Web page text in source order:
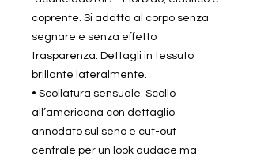
coprente. Si adatta al corpo senza
segnare e senza effetto
trasparenza. Dettagli in tessuto
brillante lateralmente.
• Scollatura sensuale: Scollo
all’americana con dettaglio
annodato sul seno e cut-out
centrale per un look audace ma